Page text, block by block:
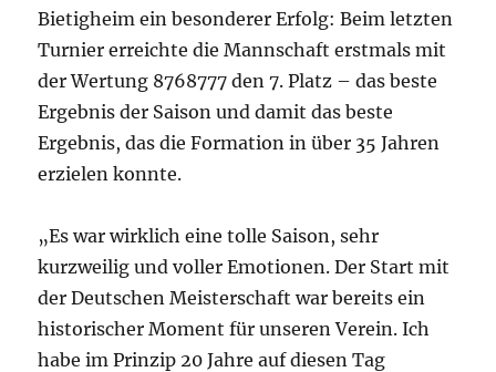
Bietigheim ein besonderer Erfolg: Beim letzten
Turnier erreichte die Mannschaft erstmals mit
der Wertung 8768777 den 7. Platz – das beste
Ergebnis der Saison und damit das beste
Ergebnis, das die Formation in über 35 Jahren
erzielen konnte.
„Es war wirklich eine tolle Saison, sehr
kurzweilig und voller Emotionen. Der Start mit
der Deutschen Meisterschaft war bereits ein
historischer Moment für unseren Verein. Ich
habe im Prinzip 20 Jahre auf diesen Tag